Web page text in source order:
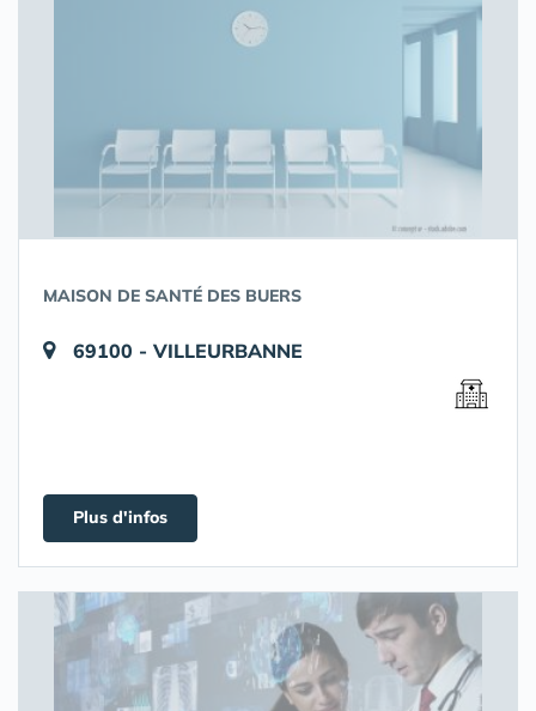
MAISON DE SANTÉ DES BUERS
69100 - VILLEURBANNE
Plus d'infos